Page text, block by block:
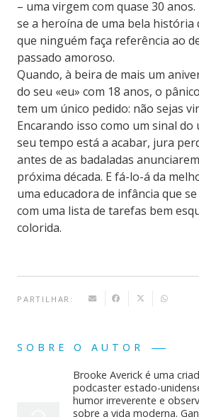
– uma virgem com quase 30
se a heroína de uma bela história
que ninguém faça referência ao
passado amoroso.
Quando, à beira de mais um
do seu «eu» com 18 anos, o
tem um único pedido: não sejas
Encarando isso como um sinal do
seu tempo está a acabar, jura
antes de as badaladas
próxima década. E fá-lo-á da
uma educadora de infância que
com uma lista de tarefas bem
colorida.
PARTILHAR:
SOBRE O AUTOR
Brooke Averick é uma
podcaster estado-
humor irreverente e
sobre a vida moderna.